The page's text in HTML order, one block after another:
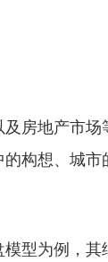
房地产市
构想、城
型为例，